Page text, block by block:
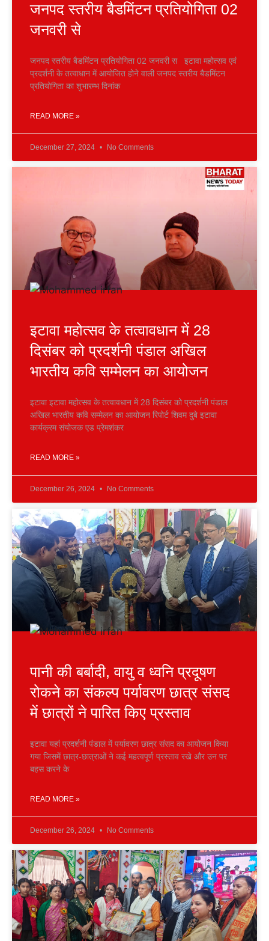
जनपद स्तरीय बैडमिंटन प्रतियोगिता 02
जनवरी से
जनपद स्तरीय बैडमिंटन प्रतियोगिता 02 जनवरी स इटावा महोत्सव एवं
प्रदर्शनी के तत्वाधान में आयोजित होने वाली जनपद स्तरीय बैडमिंटन
प्रतियोगिता का शुभारम्भ दिनांक
READ MORE »
December 27, 2024 No Comments
इटावा महोत्सव के तत्वावधान में 28
दिसंबर को प्रदर्शनी पंडाल अखिल
भारतीय कवि सम्मेलन का आयोजन
इटावा इटावा महोत्सव के तत्वावधान में 28 दिसंबर को प्रदर्शनी पंडाल
अखिल भारतीय कवि सम्मेलन का आयोजन रिपोर्ट शिवम दुबे इटावा
कार्यक्रम संयोजक एड प्रेमशंकर
READ MORE »
December 26, 2024 No Comments
पानी की बर्बादी, वायु व ध्वनि प्रदूषण
रोकने का संकल्प पर्यावरण छात्र संसद
में छात्रों ने पारित किए प्रस्ताव
इटावा यहां प्रदर्शनी पंडाल में पर्यावरण छात्र संसद का आयोजन किया
गया जिसमें छात्र-छात्राओं ने कई महत्वपूर्ण प्रस्ताव रखे और उन पर
बहस करने के
READ MORE »
December 26, 2024 No Comments